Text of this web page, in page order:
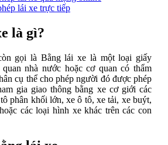
lái xe trực tiếp
là gì?
gọi là Bằng lái xe là một loại giấy
nhà nước hoặc cơ quan có thẩm
cụ thể cho phép người đó được phép
gia giao thông bằng xe cơ giới các
phân khối lớn, xe ô tô, xe tải, xe buýt,
các loại hình xe khác trên các con